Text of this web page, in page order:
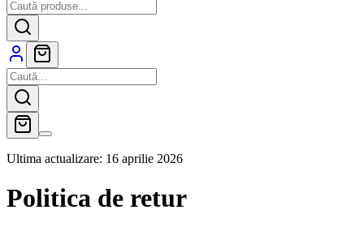
Ultima actualizare: 16 aprilie 2026
Politica de retur